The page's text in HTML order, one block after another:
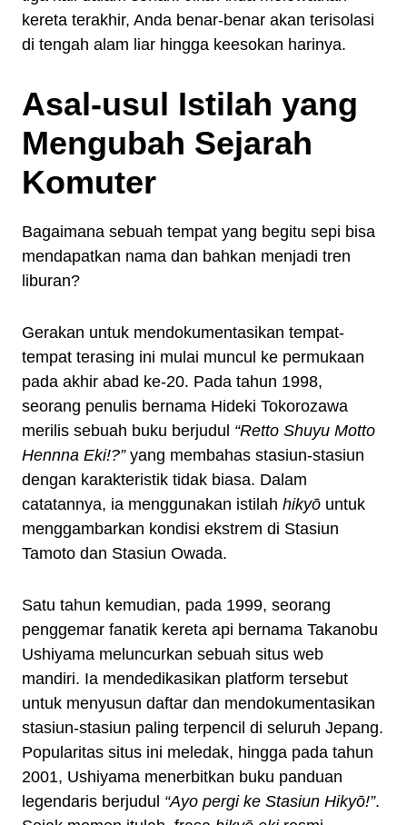
kereta terakhir, Anda benar-benar akan terisolasi
di tengah alam liar hingga keesokan harinya.
Asal-usul Istilah yang
Mengubah Sejarah
Komuter
Bagaimana sebuah tempat yang begitu sepi bisa
mendapatkan nama dan bahkan menjadi tren
liburan?
Gerakan untuk mendokumentasikan tempat-
tempat terasing ini mulai muncul ke permukaan
pada akhir abad ke-20. Pada tahun 1998,
seorang penulis bernama Hideki Tokorozawa
merilis sebuah buku berjudul “Retto Shuyu Motto
Hennna Eki!?”yang membahas stasiun-stasiun
dengan karakteristik tidak biasa. Dalam
catatannya, ia menggunakan istilah hikyō untuk
menggambarkan kondisi ekstrem di Stasiun
Tamoto dan Stasiun Owada.
Satu tahun kemudian, pada 1999, seorang
penggemar fanatik kereta api bernama Takanobu
Ushiyama meluncurkan sebuah situs web
mandiri. Ia mendedikasikan platform tersebut
untuk menyusun daftar dan mendokumentasikan
stasiun-stasiun paling terpencil di seluruh Jepang.
Popularitas situs ini meledak, hingga pada tahun
2001, Ushiyama menerbitkan buku panduan
legendaris berjudul “Ayo pergi ke Stasiun Hikyō!”.